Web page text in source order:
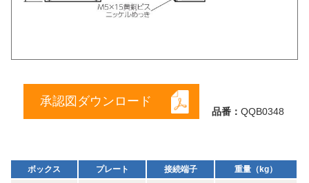
承認図ダウンロード
品番： QQB0348
ボックス プレート 接続端子
重量（kg）